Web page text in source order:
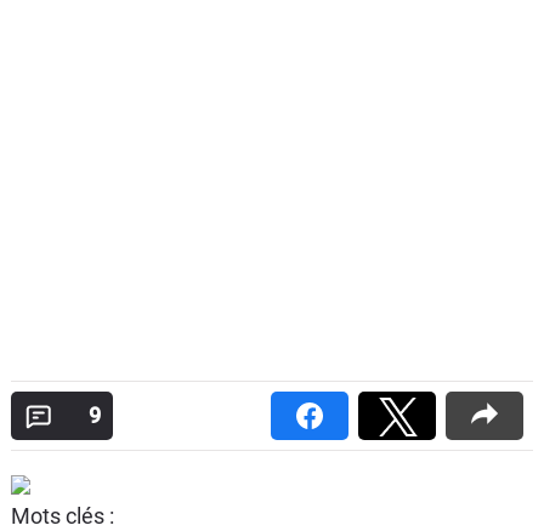
9
Mots clés :